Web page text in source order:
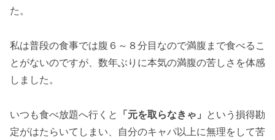
た。
私は普段の食事では腹６～８分目なので満腹まで食べるこ
とがないのですが、数年ぶりに本気の満腹の苦しさを体感
しました。
いつも食べ放題へ行くと 「元を取らなきゃ」 という損得勘
定がはたらいてしまい、自分のキャパ以上に無理をして苦